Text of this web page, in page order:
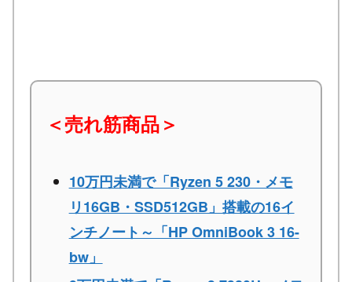
＜売れ筋商品＞
10万円未満で「Ryzen 5 230・メモ
リ16GB・SSD512GB」搭載の16イ
ンチノート～「HP OmniBook 3 16-
bw」